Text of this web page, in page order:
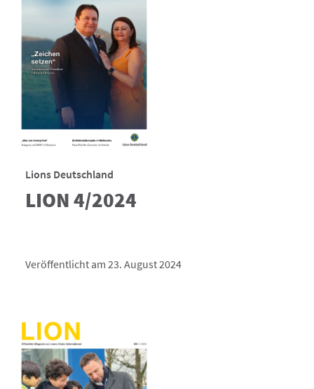
Lions Deutschland
LION 4/2024
Veröffentlicht am 23. August 2024